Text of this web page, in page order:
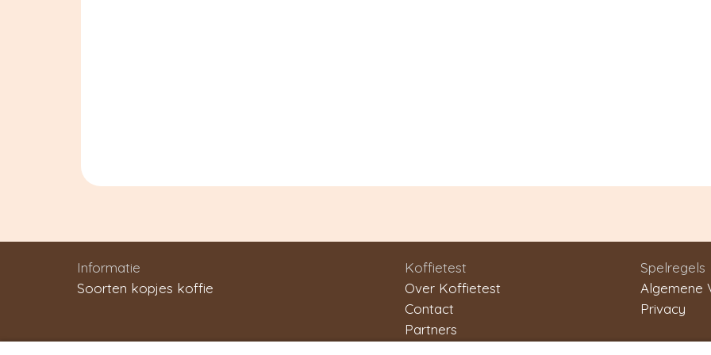
Informatie
Soorten kopjes koffie
Koffietest
Over Koffietest
Contact
Partners
Spelregels
Algemene
Privacy